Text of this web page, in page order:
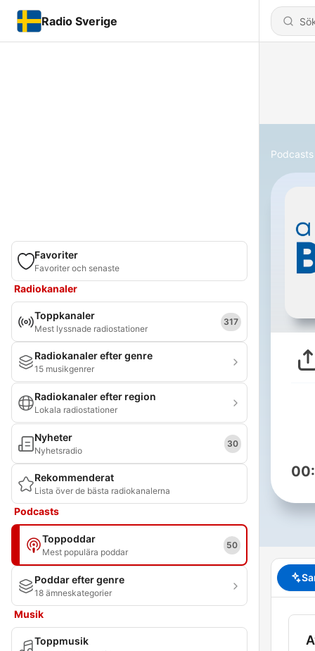
Radio Sverige
Favoriter
Favoriter och senaste
Radiokanaler
Toppkanaler
Mest lyssnade radiostationer
317
Radiokanaler efter genre
15 musikgenrer
Radiokanaler efter region
Lokala radiostationer
Nyheter
Nyhetsradio
30
Rekommenderat
Lista över de bästa radiokanalerna
Podcasts
Toppoddar
Mest populära poddar
50
Poddar efter genre
18 ämneskategorier
Musik
Toppmusik
Podcasts